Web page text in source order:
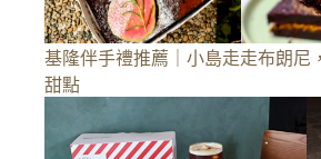
基隆伴手禮推薦｜小島走走布朗尼
甜點